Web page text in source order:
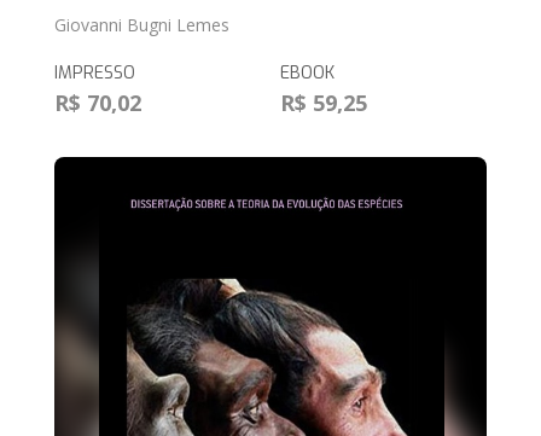
Giovanni Bugni Lemes
IMPRESSO
R$ 70,02
EBOOK
R$ 59,25